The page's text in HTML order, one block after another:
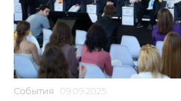
События 09.09.2025